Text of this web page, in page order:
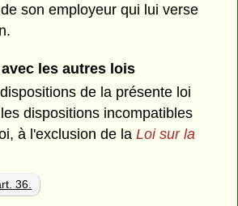
son employeur qui lui verse
les autres lois
de la présente loi
dispositions incompatibles
à l'exclusion de laLoi sur la
36.